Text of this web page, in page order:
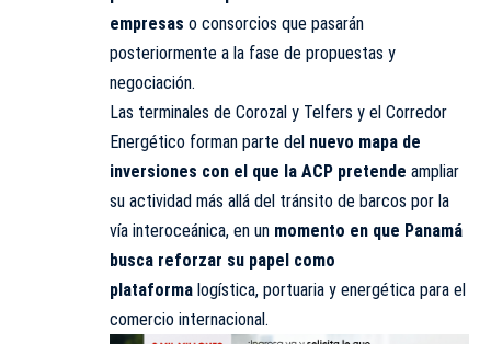
empresas o consorcios que pasarán
posteriormente a la fase de propuestas y
negociación.
Las terminales de Corozal y Telfers y el Corredor
Energético forman parte del nuevo mapa de
inversiones con el que la ACP pretende ampliar
su actividad más allá del tránsito de barcos por la
vía interoceánica, en un momento en que Panamá
busca reforzar su papel como
plataforma logística, portuaria y energética para el
comercio internacional.